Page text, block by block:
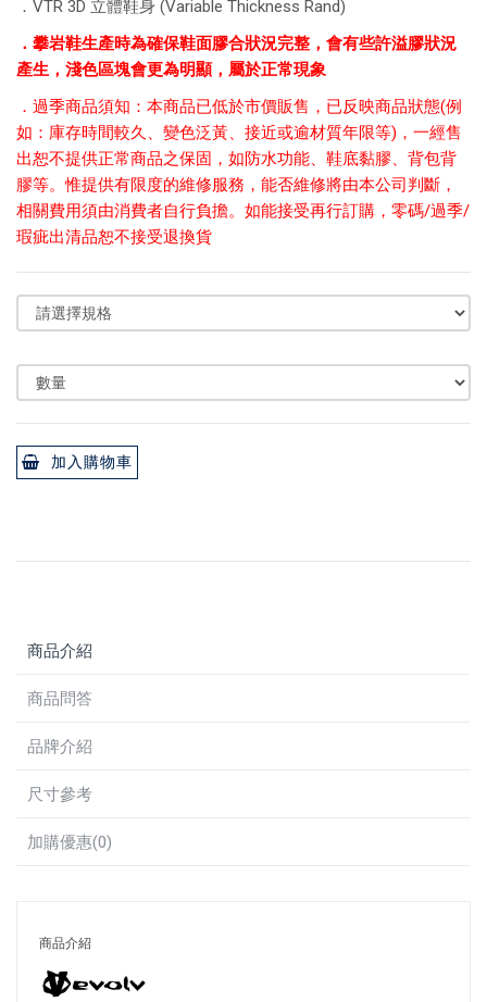
．VTR 3D 立體鞋身 (Variable Thickness Rand)
．攀岩鞋生產時為確保鞋面膠合狀況完整，會有些許溢膠狀況
產生，淺色區塊會更為明顯，屬於正常現象
． 過季商品須知：本商品已低於市價販售，已反映商品狀態(例
如：庫存時間較久、變色泛黃、接近或逾材質年限等)，一經售
出恕不提供正常商品之保固，如防水功能、鞋底黏膠、背包背
膠等。惟提供有限度的維修服務，能否維修將由本公司判斷，
相關費用須由消費者自行負擔。如能接受再行訂購，零碼/過季/
瑕疵出清品恕不接受退換貨
加入購物車
商品介紹
商品問答
品牌介紹
尺寸參考
加購優惠(0)
商品介紹